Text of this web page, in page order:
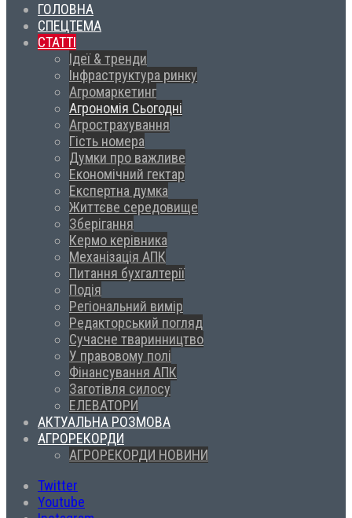
ГОЛОВНА
СПЕЦТЕМА
СТАТТІ
Ідеї & тренди
Інфраструктура ринку
Агромаркетинг
Агрономія Сьогодні
Агрострахування
Гість номера
Думки про важливе
Економічний гектар
Експертна думка
Життєве середовище
Зберігання
Кермо керівника
Механізація АПК
Питання бухгалтерії
Подія
Регіональний вимір
Редакторський погляд
Сучасне тваринництво
У правовому полі
Фінансування АПК
Заготівля силосу
ЕЛЕВАТОРИ
АКТУАЛЬНА РОЗМОВА
АГРОРЕКОРДИ
АГРОРЕКОРДИ НОВИНИ
Twitter
Youtube